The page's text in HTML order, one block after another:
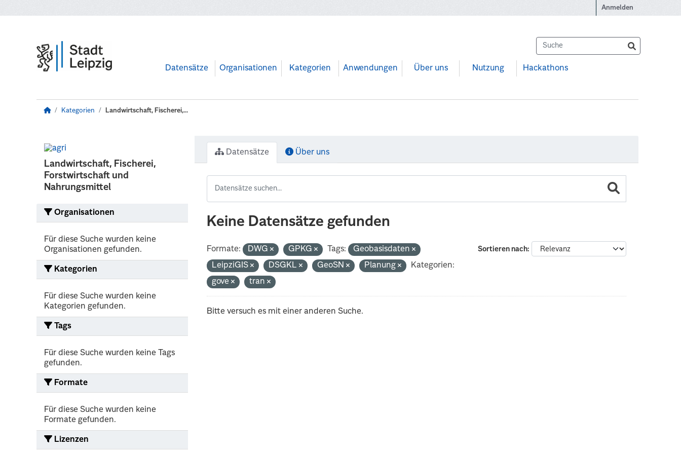
Anmelden
Datensätze Organisationen Kategorien Anwendungen Über uns Nutzung Hackathons
Kategorien Landwirtschaft, Fischerei,...
Landwirtschaft, Fischerei,
Forstwirtschaft und
Nahrungsmittel
Organisationen
Für diese Suche wurden keine
Organisationen gefunden.
Kategorien
Für diese Suche wurden keine
Kategorien gefunden.
Tags
Für diese Suche wurden keine Tags
gefunden.
Formate
Für diese Suche wurden keine
Formate gefunden.
Lizenzen
Datensätze Über uns
Keine Datensätze gefunden
Sortieren nach
Formate: DWG GPKG Tags:
Geobasisdaten
LeipziGIS
DSGKL GeoSN Planung
Kategorien:
gove
tran
Bitte versuch es mit einer anderen Suche.